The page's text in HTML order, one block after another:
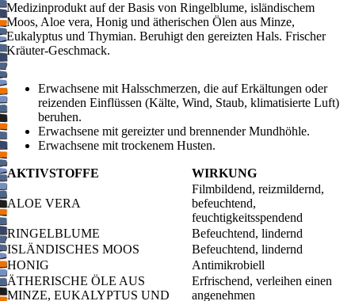
​Medizinprodukt auf der Basis von Ringelblume, isländischem
Moos, Aloe vera, Honig und ätherischen Ölen aus Minze,
Eukalyptus und Thymian. Beruhigt den gereizten Hals. Frischer
Kräuter-Geschmack.
Erwachsene mit Halsschmerzen, die auf Erkältungen oder
reizenden Einflüssen (Kälte, Wind, Staub, klimatisierte Luft)
beruhen.
Erwachsene mit gereizter und brennender Mundhöhle.
Erwachsene mit trockenem Husten.
​AKTIVSTOFFE ​WIRKUNG
​ALOE VERA
​Filmbildend, reizmildernd,
befeuchtend,
feuchtigkeitsspendend
​RINGELBLUME
​Befeuchtend, lindernd
​ISLÄNDISCHES MOOS
​Befeuchtend, lindernd
​HONIG
​Antimikrobiell
​ÄTHERISCHE ÖLE AUS
MINZE, EUKALYPTUS UND
​Erfrischend, verleihen einen
angenehmen